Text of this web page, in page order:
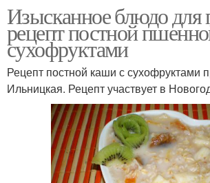
Изысканное блюдо для
рецепт постной
сухофруктами
Рецепт постной каши с сухофруктами
Ильницкая. Рецепт участвует в